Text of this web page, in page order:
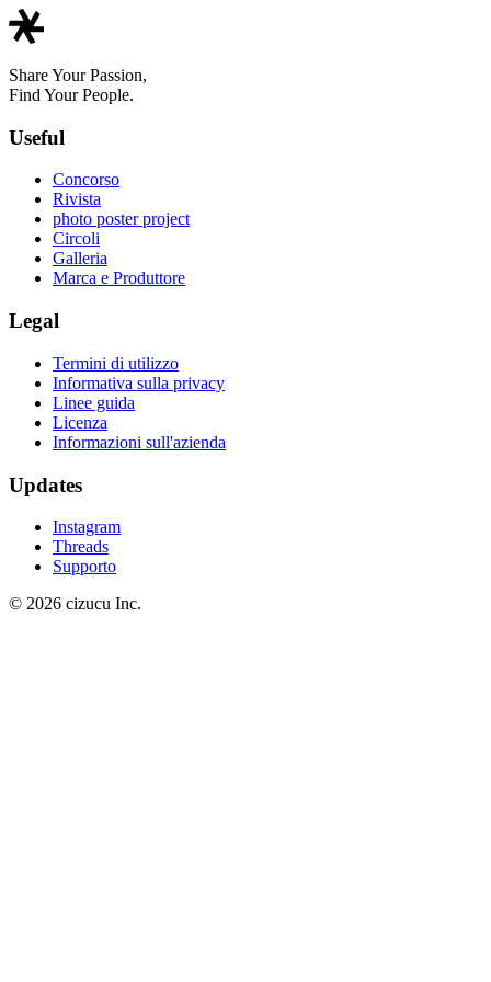
Share Your Passion,
Find Your People.
Useful
Concorso
Rivista
photo poster project
Circoli
Galleria
Marca e Produttore
Legal
Termini di utilizzo
Informativa sulla privacy
Linee guida
Licenza
Informazioni sull'azienda
Updates
Instagram
Threads
Supporto
© 2026 cizucu Inc.